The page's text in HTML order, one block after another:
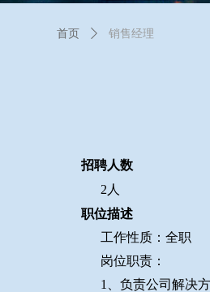
首页 ꄲ 销售经理
招聘人数
2 人
职位描述
工作性质：全职
岗位职责：
1、负责公司解决